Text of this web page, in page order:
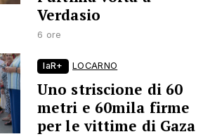
Verdasio
6 ore
laR+ LOCARNO
Uno striscione di 60
metri e 60mila firme
per le vittime di Gaza